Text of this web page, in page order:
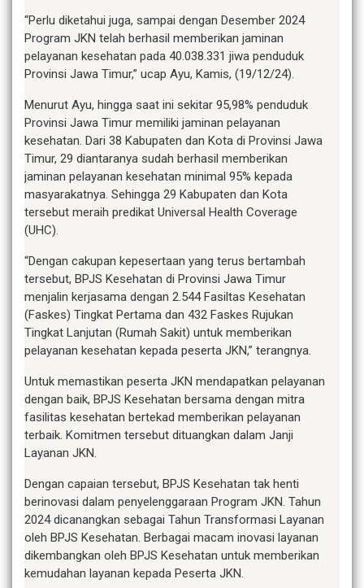
“Perlu diketahui juga, sampai dengan Desember 2024
Program JKN telah berhasil memberikan jaminan
pelayanan kesehatan pada 40.038.331 jiwa penduduk
Provinsi Jawa Timur,” ucap Ayu, Kamis, (19/12/24).
Menurut Ayu, hingga saat ini sekitar 95,98% penduduk
Provinsi Jawa Timur memiliki jaminan pelayanan
kesehatan. Dari 38 Kabupaten dan Kota di Provinsi Jawa
Timur, 29 diantaranya sudah berhasil memberikan
jaminan pelayanan kesehatan minimal 95% kepada
masyarakatnya. Sehingga 29 Kabupaten dan Kota
tersebut meraih predikat Universal Health Coverage
(UHC).
“Dengan cakupan kepesertaan yang terus bertambah
tersebut, BPJS Kesehatan di Provinsi Jawa Timur
menjalin kerjasama dengan 2.544 Fasiltas Kesehatan
(Faskes) Tingkat Pertama dan 432 Faskes Rujukan
Tingkat Lanjutan (Rumah Sakit) untuk memberikan
pelayanan kesehatan kepada peserta JKN,” terangnya.
Untuk memastikan peserta JKN mendapatkan pelayanan
dengan baik, BPJS Kesehatan bersama dengan mitra
fasilitas kesehatan bertekad memberikan pelayanan
terbaik. Komitmen tersebut dituangkan dalam Janji
Layanan JKN.
Dengan capaian tersebut, BPJS Kesehatan tak henti
berinovasi dalam penyelenggaraan Program JKN. Tahun
2024 dicanangkan sebagai Tahun Transformasi Layanan
oleh BPJS Kesehatan. Berbagai macam inovasi layanan
dikembangkan oleh BPJS Kesehatan untuk memberikan
kemudahan layanan kepada Peserta JKN.